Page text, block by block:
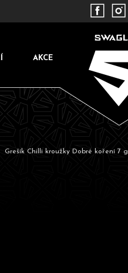
AKCE
Grešík Chilli kroužky Dobré koření 7 g